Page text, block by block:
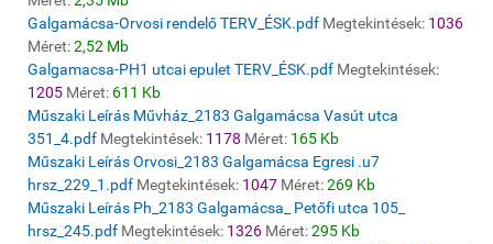
Galgamácsa-Orvosi rendelő TERV_ÉSK.pdf Megtekintések: 1036
Méret:2,52 Mb
Galgamacsa-PH1 utcai epulet TERV_ÉSK.pdf Megtekintések:
1205 Méret: 611 Kb
Műszaki Leírás Művház_2183 Galgamácsa Vasút utca
351_4.pdf Megtekintések: 1178 Méret: 165 Kb
Műszaki Leírás Orvosi_2183 Galgamácsa Egresi .u7
hrsz_229_1.pdf Megtekintések: 1047 Méret:269 Kb
Műszaki Leírás Ph_2183 Galgamácsa_ Petőfi utca 105_
hrsz_245.pdf Megtekintések: 1326 Méret:295 Kb